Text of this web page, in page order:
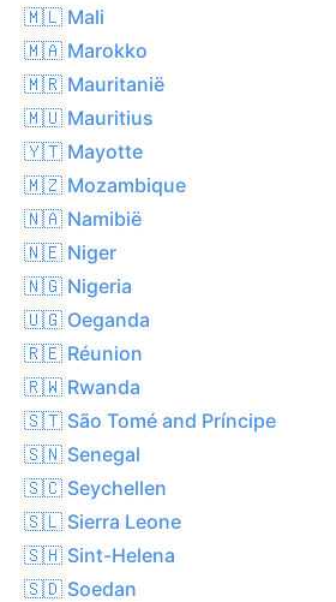
🇲🇱 Mali
🇲🇦 Marokko
🇲🇷 Mauritanië
🇲🇺 Mauritius
🇾🇹 Mayotte
🇲🇿 Mozambique
🇳🇦 Namibië
🇳🇪 Niger
🇳🇬 Nigeria
🇺🇬 Oeganda
🇷🇪 Réunion
🇷🇼 Rwanda
🇸🇹 São Tomé and Príncipe
🇸🇳 Senegal
🇸🇨 Seychellen
🇸🇱 Sierra Leone
🇸🇭 Sint-Helena
🇸🇩 Soedan